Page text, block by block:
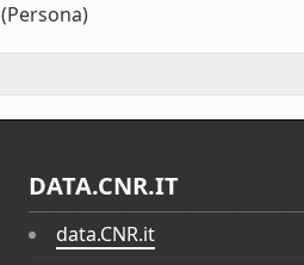
(Persona)
DATA.CNR.IT
data.CNR.it